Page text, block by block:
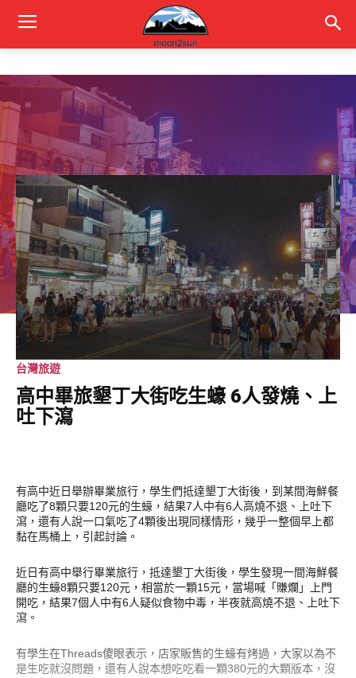
台灣旅遊
高中畢旅墾丁大街吃生蠔 6人發燒、上
吐下瀉
有高中近日舉辦畢業旅行，學生們抵達墾丁大街後，到某間海鮮餐
廳吃了8顆只要120元的生蠔，結果7人中有6人高燒不退、上吐下
瀉，還有人說一口氣吃了4顆後出現同樣情形，幾乎一整個早上都
黏在馬桶上，引起討論。
近日有高中舉行畢業旅行，抵達墾丁大街後，學生發現一間海鮮餐
廳的生蠔8顆只要120元，相當於一顆15元，當場喊「賺爛」上門
開吃，結果7個人中有6人疑似食物中毒，半夜就高燒不退、上吐下
瀉。
有學生在Threads傻眼表示，店家販售的生蠔有烤過，大家以為不
是生吃就沒問題，還有人說本想吃吃看一顆380元的大顆版本，沒